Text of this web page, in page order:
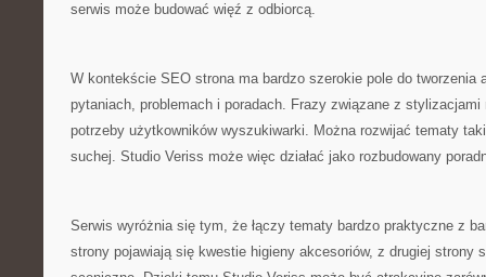
serwis może budować więź z odbiorcą.
W kontekście SEO strona ma bardzo szerokie pole do tworzenia
pytaniach, problemach i poradach. Frazy związane z stylizacjami
potrzeby użytkowników wyszukiwarki. Można rozwijać tematy
suchej. Studio Veriss może więc działać jako rozbudowany
Serwis wyróżnia się tym, że łączy tematy bardzo praktyczne z
strony pojawiają się kwestie higieny akcesoriów, z drugiej strony